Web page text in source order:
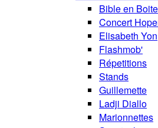
Bible en Boite
Concert
Elisabeth Yon
Flashmob'
Répetitions
Stands
Guillemette
Ladji Diallo
Marionnettes